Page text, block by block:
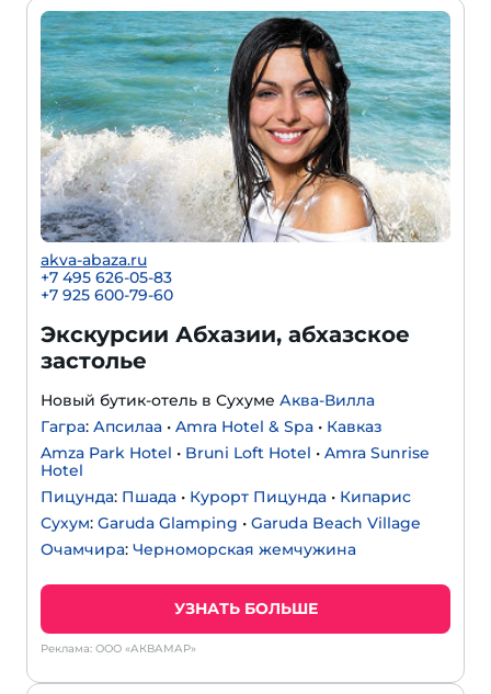
akva-abaza.ru
+7 495 626-05-83
+7 925 600-79-60
Экскурсии Абхазии, абхазское
застолье
Новый бутик-отель в Сухуме Аква-Вилла
Гагра: Апсилаа • Amra Hotel & Spa • Кавказ
Amza Park Hotel • Bruni Loft Hotel • Amra Sunrise
Hotel
Пицунда: Пшада • Курорт Пицунда • Кипарис
Сухум: Garuda Glamping • Garuda Beach Village
Очамчира: Черноморская жемчужина
УЗНАТЬ БОЛЬШЕ
Реклама: ООО «АКВАМАР»